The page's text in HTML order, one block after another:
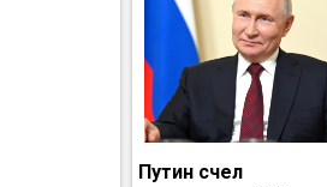
Путин счел